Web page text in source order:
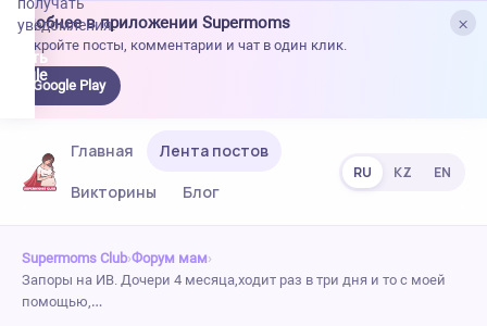
×
Удобнее в приложении Supermoms
Откройте посты, комментарии и чат в один клик.
Google Play
уведомления.
Главная
Лента постов
Викторины
Блог
RU KZ EN
Supermoms Club›Форум мам›
Запоры на ИВ. Дочери 4 месяца,ходит раз в три дня и то с моей
помощью,…